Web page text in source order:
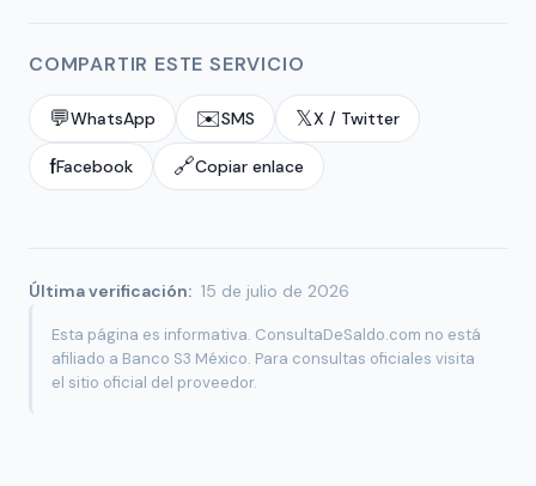
COMPARTIR ESTE SERVICIO
💬WhatsApp ✉️SMS 𝕏X / Twitter
fFacebook 🔗Copiar enlace
Última verificación: 15 de julio de 2026
Esta página es informativa. ConsultaDeSaldo.com no está
afiliado a Banco S3 México. Para consultas oficiales visita
el sitio oficial del proveedor.